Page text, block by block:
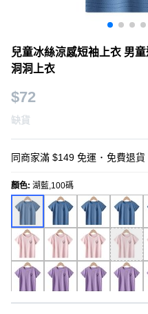
兒童冰絲涼感短袖上衣 男
洞洞上衣
$72
缺貨
同商家滿 $149 免運 ･ 免費退貨
顏色: 湖藍,100碼